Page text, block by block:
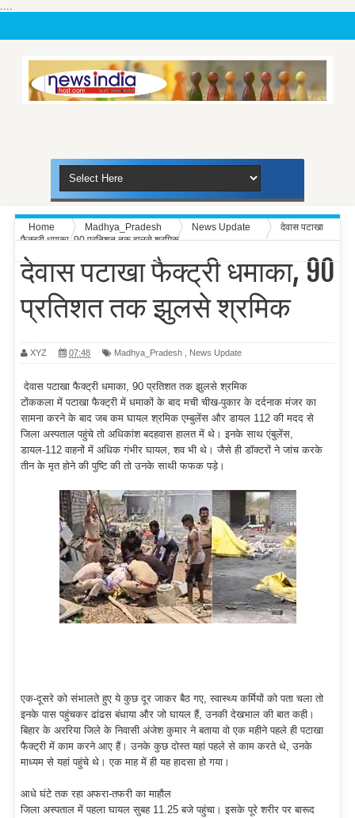
....
Home Madhya_Pradesh News Update
देवास पटाखा
फैक्ट्री धमाका, 90 प्रतिशत तक झुलसे श्रमिक
देवास पटाखा फैक्ट्री धमाका, 90
प्रतिशत तक झुलसे श्रमिक
XYZ 07:48 Madhya_Pradesh News Update
देवास पटाखा फैक्ट्री धमाका, 90 प्रतिशत तक झुलसे श्रमिक
टोंककला में पटाखा फैक्ट्री में धमाकों के बाद मची चीख-पुकार के दर्दनाक मंजर का
सामना करने के बाद जब कम घायल श्रमिक एम्बुलेंस और डायल 112 की मदद से
जिला अस्पताल पहुंचे तो अधिकांश बदहवास हालत में थे। इनके साथ एंबुलेंस,
डायल-112 वाहनों में अधिक गंभीर घायल, शव भी थे। जैसे ही डॉक्टरों ने जांच करके
तीन के मृत होने की पुष्टि की तो उनके साथी फफक पड़े।
एक-दूसरे को संभालते हुए ये कुछ दूर जाकर बैठ गए, स्वास्थ्य कर्मियों को पता चला तो
इनके पास पहुंचकर ढांढस बंधाया और जो घायल हैं, उनकी देखभाल की बात कही।
बिहार के अररिया जिले के निवासी अंजेश कुमार ने बताया वो एक महीने पहले ही पटाखा
फैक्ट्री में काम करने आए हैं। उनके कुछ दोस्त यहां पहले से काम करते थे, उनके
माध्यम से यहां पहुंचे थे। एक माह में ही यह हादसा हो गया।
आधे घंटे तक रहा अफरा-तफरी का माहौल
जिला अस्पताल में पहला घायल सुबह 11.25 बजे पहुंचा। इसके पूरे शरीर पर बारूद